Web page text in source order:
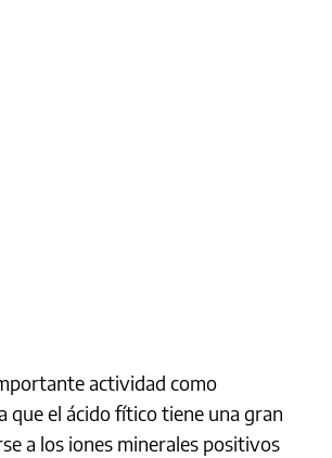
actividad como
que el ácido fítico tiene una gran
a los iones minerales positivos